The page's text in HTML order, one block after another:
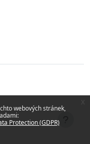
webových stránek,
Protection (GDPR)